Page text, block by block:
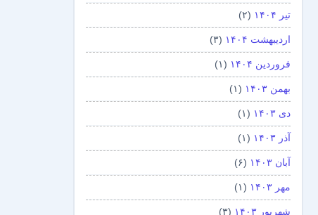
تیر ۱۴۰۴ (۲)
اردیبهشت ۱۴۰۴ (۳)
فروردین ۱۴۰۴ (۱)
بهمن ۱۴۰۳ (۱)
دی ۱۴۰۳ (۱)
آذر ۱۴۰۳ (۱)
آبان ۱۴۰۳ (۶)
مهر ۱۴۰۳ (۱)
شهریور ۱۴۰۳ (۳)